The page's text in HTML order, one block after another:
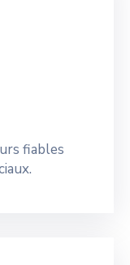
fiables